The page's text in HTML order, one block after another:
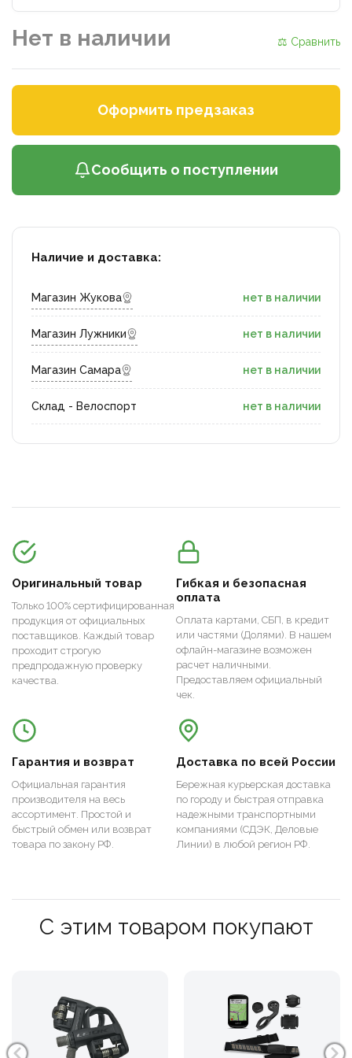
Нет в наличии ⚖ Сравнить
Оформить предзаказ
Сообщить о поступлении
Наличие и доставка:
Магазин Жукова нет в наличии
Магазин Лужники нет в наличии
Магазин Самара нет в наличии
Склад - Велоспорт нет в наличии
Оригинальный товар
Только 100% сертифицированная
продукция от официальных
поставщиков. Каждый товар
проходит строгую
предпродажную проверку
качества.
Гибкая и безопасная
оплата
Оплата картами, СБП, в кредит
или частями (Долями). В нашем
офлайн-магазине возможен
расчет наличными.
Предоставляем официальный
чек.
Гарантия и возврат
Официальная гарантия
производителя на весь
ассортимент. Простой и
быстрый обмен или возврат
товара по закону РФ.
Доставка по всей России
Бережная курьерская доставка
по городу и быстрая отправка
надежными транспортными
компаниями (СДЭК, Деловые
Линии) в любой регион РФ.
С этим товаром покупают